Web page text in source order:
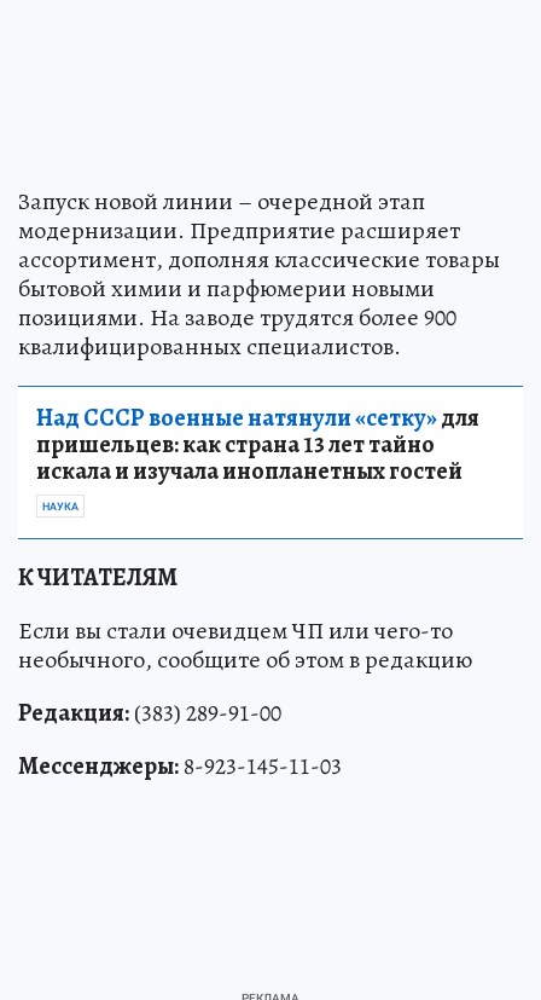
Запуск новой линии – очередной этап
модернизации. Предприятие расширяет
ассортимент, дополняя классические товары
бытовой химии и парфюмерии новыми
позициями. На заводе трудятся более 900
квалифицированных специалистов.
Над СССР военные натянули «сетку»для
пришельцев: как страна 13 лет тайно
искала и изучала инопланетных гостей
НАУКА
К ЧИТАТЕЛЯМ
Если вы стали очевидцем ЧП или чего-то
необычного, сообщите об этом в редакцию
Редакция:(383) 289-91-00
Мессенджеры:8-923-145-11-03